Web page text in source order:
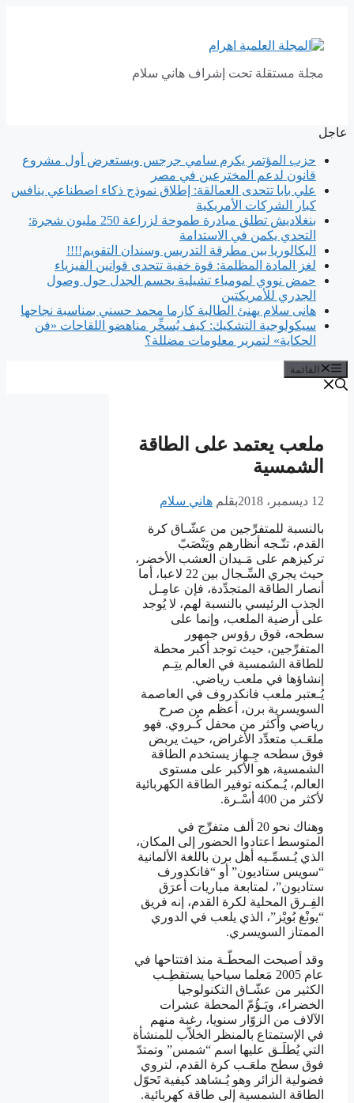
المحتوى
مجلة مستقلة تحت إشراف هاني سلام
عاجل
حزب المؤتمر يكرم سامي جرجس ويستعرض أول مشروع
قانون لدعم المخترعين في مصر
علي بابا تتحدى العمالقة: إطلاق نموذج ذكاء اصطناعي ينافس
كبار الشركات الأمريكية
بنغلاديش تطلق مبادرة طموحة لزراعة 250 مليون شجرة:
التحدي يكمن في الاستدامة
البكالوريا بين مطرقة التدريس وسندان التقويم!!!!
لغز المادة المظلمة: قوة خفية تتحدى قوانين الفيزياء
حمض نووي لمومياء تشيلية يحسم الجدل حول وصول
الجدري للأمريكتين
هانى سلام يهنئ الطالبة كارما محمد حسني بمناسبة نجاحها
سيكولوجية التشكيك: كيف يُسخِّر مناهضو اللقاحات «فن
الحكاية» لتمرير معلومات مضللة؟
القائمة
ملعب يعتمد على الطاقة
الشمسية
12 ديسمبر، 2018 بقلم هاني سلام
بالنسبة للمتفرِّجين من عشّـاق كرة
القدم، تتّـجه أنظارهم ويَنْصَبّ
تركيزهم على مَـيدان العشب الأخضر،
حيث يجري السِّـجال بين 22 لاعبا، أما
أنصار الطاقة المتجدِّدة، فإن عامِـل
الجذب الرئيسي بالنسبة لهم، لا يُوجد
على أرضية الملعب، وإنما على
سطحه، فوق رؤوس جمهور
المتفرِّجين، حيث توجد أكبر محطة
للطاقة الشمسية في العالم يتِـم
إنشاؤها في ملعب رياضي.
يُـعتبر ملعب فانكدروف في العاصمة
السويسرية برن، أعظم من صرح
رياضي وأكثر من محفل كُـروي. فهو
ملعَـب متعدِّد الأغراض، حيث يربض
فوق سطحه جِـهاز يستخدم الطاقة
الشمسية، هو الأكبر على مستوى
العالم، يُـمكنه توفير الطاقة الكهربائية
لأكثر من 400 أسْـرة.
وهناك نحو 20 ألف متفرِّج في
المتوسط اعتادوا الحضور إلى المكان،
الذي يُـسمِّـيه أهل برن باللغة الألمانية
“سويس ستاديون” أو “فانكدورف
ستاديون”، لمتابعة مباريات أعرَق
الفِـرق المحلية لكرة القدم، إنه فريق
“يونْغ بُويْز”، الذي يلعب في الدوري
الممتاز السويسري.
وقد أصبحت المحطّـة منذ افتتاحها في
عام 2005 مَعلما سياحيا يستقطِـب
الكثير من عشّـاق التكنولوجيا
الخضراء، ويَـؤُمّ المحطة عشرات
الآلاف من الزوّار سنويا، رغبة منهم
في الإستمتاع بالمنظر الخلاّب للمنشأة
التي يُطلَـق عليها اسم “شمس” وتمتدّ
فوق سطح ملعَـب كرة القدم، لتروي
فضولية الزائر وهو يُـشاهد كيفية تَحوّل
الطاقة الشمسية إلى طاقة كهربائية.